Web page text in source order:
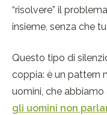
“risolvere” il
insieme, senza che
Questo tipo di
coppia: è un pattern
uomini, che
gli uomini non